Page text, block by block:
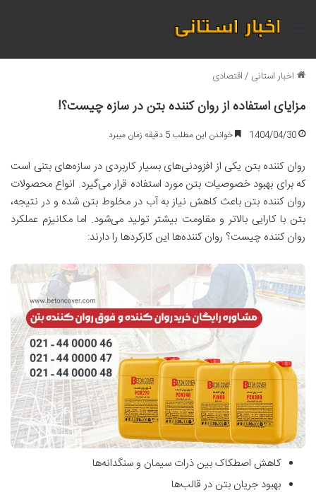
منو
اخبار استانی /اقتصادی
مزایای استفاده از روان کننده بتن در سازه چیست؟!
1404/04/30 خواندن این مطلب 5 دقیقه زمان میبرد
روان کننده بتن یکی از افزودنی‌های بسیار کاربردی در سازه‌های بتنی است
که برای بهبود خصوصیات بتن مورد استفاده قرار می‌گیرد. انواع محصولات
روان کننده بتن باعث کاهش نیاز به آب در مخلوط بتن شده و در نتیجه،
بتن با کارایی بالاتر و مقاومت بیشتر تولید می‌شود. اما مکانیزم عملکرد
روان کننده چیست؟ روان کننده‌ها این کارکردها را دارند:
کاهش اصطکاک بین ذرات سیمان و سنگدانه‌ها
بهبود جریان بتن در قالب‌ها